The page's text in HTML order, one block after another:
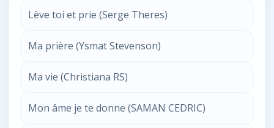
Lève toi et prie (Serge Theres)
Ma prière (Ysmat Stevenson)
Ma vie (Christiana RS)
Mon âme je te donne (SAMAN CEDRIC)